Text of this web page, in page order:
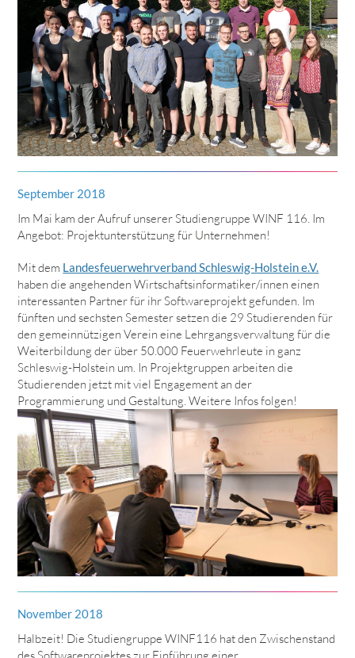
September 2018
Im Mai kam der Aufruf unserer Studiengruppe WINF 116. Im
Angebot: Projektunterstützung für Unternehmen!
Mit dem Landesfeuerwehrverband Schleswig-Holstein e.V.
haben die angehenden Wirtschaftsinformatiker/innen einen
interessanten Partner für ihr Softwareprojekt gefunden. Im
fünften und sechsten Semester setzen die 29 Studierenden für
den gemeinnützigen Verein eine Lehrgangsverwaltung für die
Weiterbildung der über 50.000 Feuerwehrleute in ganz
Schleswig-Holstein um. In Projektgruppen arbeiten die
Studierenden jetzt mit viel Engagement an der
Programmierung und Gestaltung. Weitere Infos folgen!
November 2018
Halbzeit! Die Studiengruppe WINF116 hat den Zwischenstand